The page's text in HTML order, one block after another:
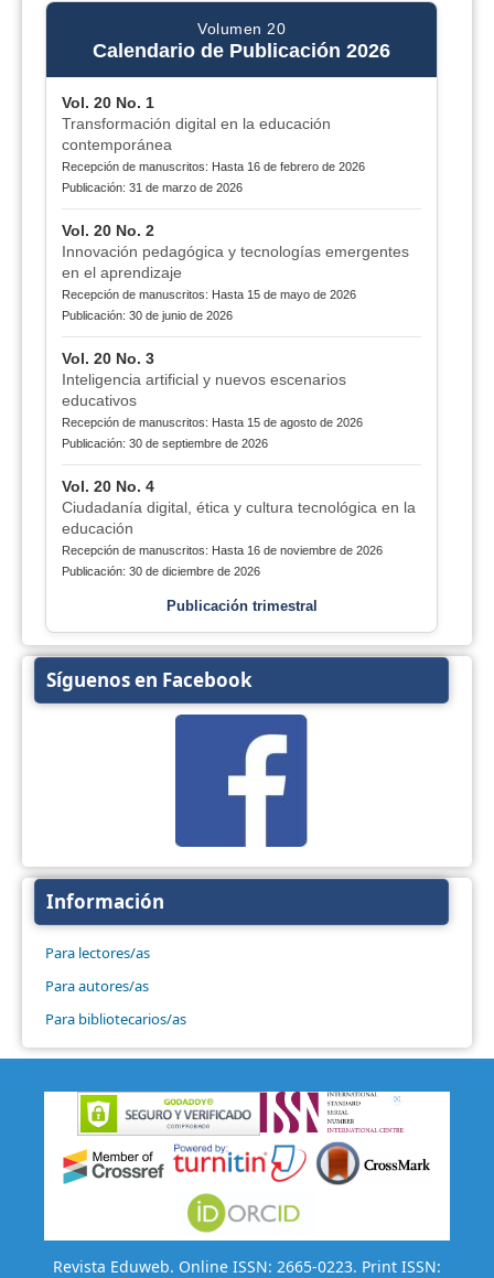
Volumen 20
Calendario de Publicación 2026
Vol. 20 No. 1
Transformación digital en la educación
contemporánea
Recepción de manuscritos: Hasta 16 de febrero de 2026
Publicación: 31 de marzo de 2026
Vol. 20 No. 2
Innovación pedagógica y tecnologías emergentes
en el aprendizaje
Recepción de manuscritos: Hasta 15 de mayo de 2026
Publicación: 30 de junio de 2026
Vol. 20 No. 3
Inteligencia artificial y nuevos escenarios
educativos
Recepción de manuscritos: Hasta 15 de agosto de 2026
Publicación: 30 de septiembre de 2026
Vol. 20 No. 4
Ciudadanía digital, ética y cultura tecnológica en la
educación
Recepción de manuscritos: Hasta 16 de noviembre de 2026
Publicación: 30 de diciembre de 2026
Publicación trimestral
Síguenos en Facebook
Información
Para lectores/as
Para autores/as
Para bibliotecarios/as
Revista Eduweb. Online ISSN: 2665-0223. Print ISSN: